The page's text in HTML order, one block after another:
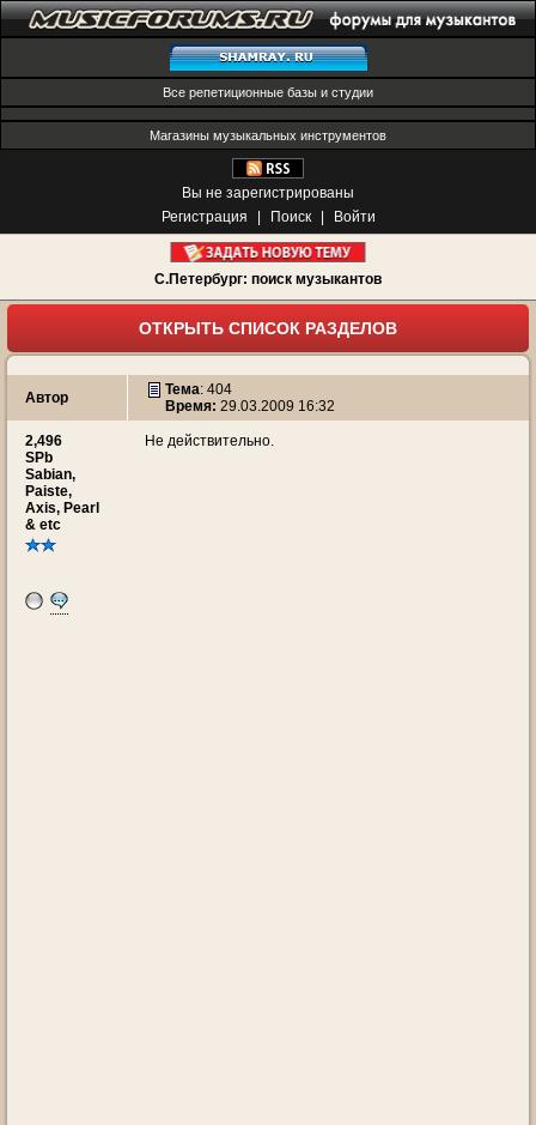
Все репетиционные базы и студии
Магазины музыкальных инструментов
Вы не зарегистрированы
Регистрация
Поиск Войти
С.Петербург: поиск музыкантов
ОТКРЫТЬ СПИСОК РАЗДЕЛОВ
Автор Тема: 404
Время: 29.03.2009 16:32
2,496
SPb
Sabian,
Paiste,
Axis, Pearl
& etc
Не действительно.